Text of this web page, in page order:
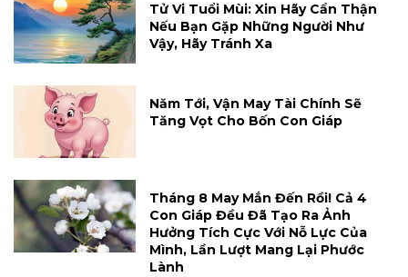
Tử Vi Tuổi Mùi: Xin Hãy Cẩn Thận
Nếu Bạn Gặp Những Người Như
Vậy, Hãy Tránh Xa
Năm Tới, Vận May Tài Chính Sẽ
Tăng Vọt Cho Bốn Con Giáp
Tháng 8 May Mắn Đến Rồi! Cả 4
Con Giáp Đều Đã Tạo Ra Ảnh
Hưởng Tích Cực Với Nỗ Lực Của
Mình, Lần Lượt Mang Lại Phước
Lành